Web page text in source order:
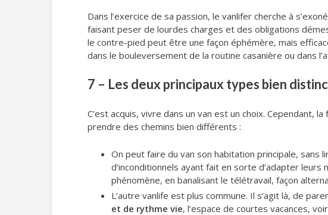
Dans l’exercice de sa passion, le vanlifer cherche à
faisant peser de lourdes charges et des obligations
le contre-pied peut être une façon éphémère, mais
dans le bouleversement de la routine casanière ou dans
7 – Les deux principaux types bien
C’est acquis, vivre dans un van est un choix. Cependant,
prendre des chemins bien différents :
On peut faire du van son habitation principale, sans
d’inconditionnels ayant fait en sorte d’adapter
phénomène, en banalisant le télétravail, façon
L’autre vanlife est plus commune. Il s’agit là, de
et de rythme vie, l’espace de courtes vacances,